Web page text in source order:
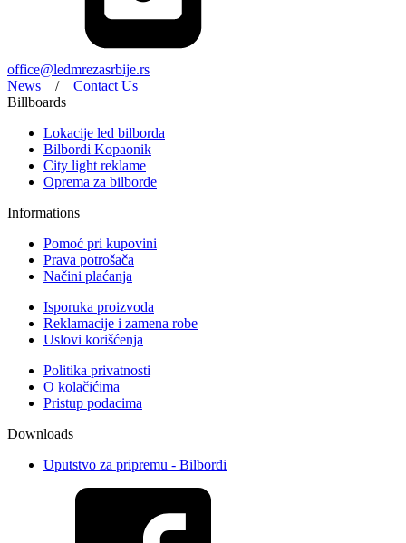
office@ledmrezasrbije.rs
News / Contact Us
Billboards
Lokacije led bilborda
Bilbordi Kopaonik
City light reklame
Oprema za bilborde
Informations
Pomoć pri kupovini
Prava potrošača
Načini plaćanja
Isporuka proizvoda
Reklamacije i zamena robe
Uslovi korišćenja
Politika privatnosti
O kolačićima
Pristup podacima
Downloads
Uputstvo za pripremu - Bilbordi